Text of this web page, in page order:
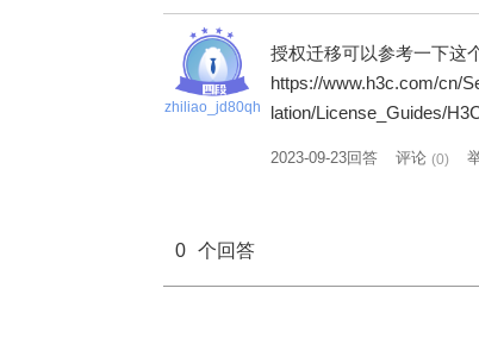
zhiliao_jd80qh
授权迁移可以参考一下这
https://www.h3c.com/cn/
lation/License_Guides/
2023-09-23回答 评论 (0)
0 个回答